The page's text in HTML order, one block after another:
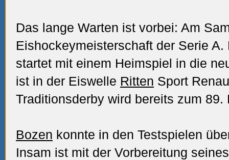
Das lange Warten ist vorbei: Am
Eishockeymeisterschaft der Serie
startet mit einem Heimspiel in die
ist in der Eiswelle Ritten Sport
Traditionsderby wird bereits zum 89.
Bozen konnte in den Testspielen
Insam ist mit der Vorbereitung